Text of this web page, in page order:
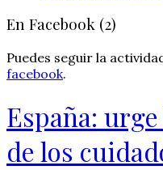
En Facebook (2)
Puedes seguir la
facebook.
España:
de los